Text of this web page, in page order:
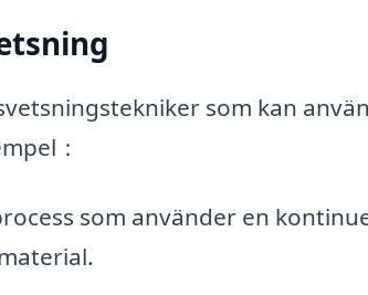
som kan
：
som använder en